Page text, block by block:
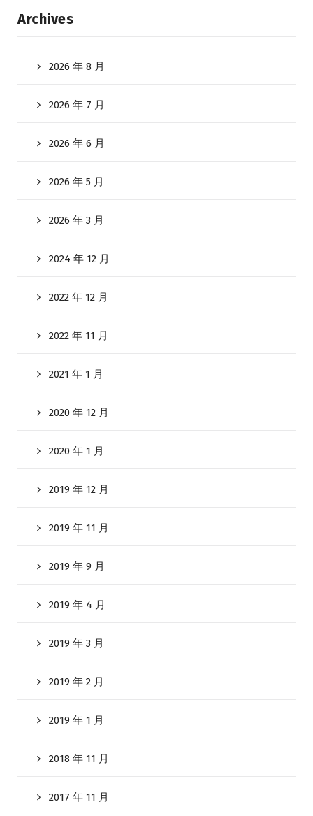
Archives
2026 年 8 月
2026 年 7 月
2026 年 6 月
2026 年 5 月
2026 年 3 月
2024 年 12 月
2022 年 12 月
2022 年 11 月
2021 年 1 月
2020 年 12 月
2020 年 1 月
2019 年 12 月
2019 年 11 月
2019 年 9 月
2019 年 4 月
2019 年 3 月
2019 年 2 月
2019 年 1 月
2018 年 11 月
2017 年 11 月